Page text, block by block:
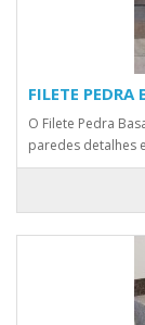
FILETE PEDRA
O Filete Pedra
paredes detalhes